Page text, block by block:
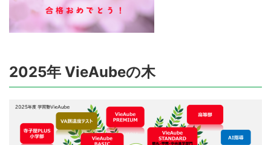
2025年 VieAubeの木